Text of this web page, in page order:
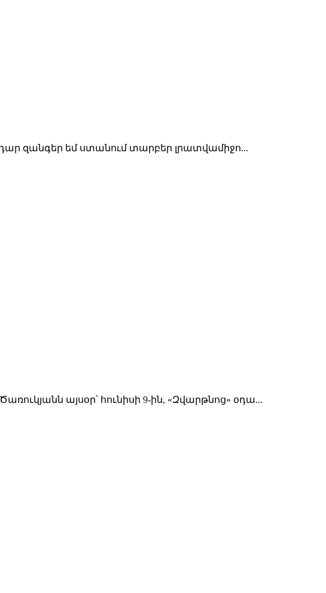
զանգեր եմ ստանում տարբեր լրատվամիջո...
այսօր՝ հունիսի 9-ին, «Զվարթնոց» օդա...